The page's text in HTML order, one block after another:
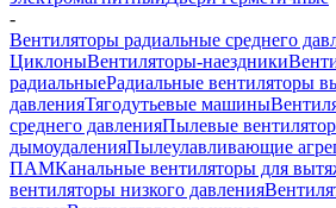
-
Вентиляторы радиальные среднего
ЦиклоныВентиляторы-наездники
радиальныеРадиальные вентиляторы
давленияТягодутьевые машины
среднего давленияПылевые
дымоудаленияПылеулавливающие
ПАМКанальные вентиляторы для
вентиляторы низкого давления